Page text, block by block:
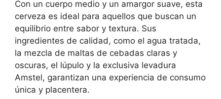
Con un cuerpo medio y un amargor suave, esta
cerveza es ideal para aquellos que buscan un
equilibrio entre sabor y textura. Sus
ingredientes de calidad, como el agua tratada,
la mezcla de maltas de cebadas claras y
oscuras, el lúpulo y la exclusiva levadura
Amstel, garantizan una experiencia de consumo
única y placentera.